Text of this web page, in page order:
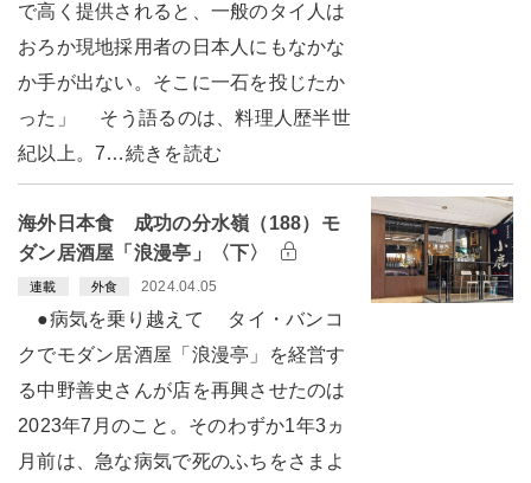
で高く提供されると、一般のタイ人は
おろか現地採用者の日本人にもなかな
か手が出ない。そこに一石を投じたか
った」 そう語るのは、料理人歴半世
紀以上。7…続きを読む
海外日本食 成功の分水嶺（188）モ
ダン居酒屋「浪漫亭」〈下〉
連載 外食 2024.04.05
●病気を乗り越えて タイ・バンコ
クでモダン居酒屋「浪漫亭」を経営す
る中野善史さんが店を再興させたのは
2023年7月のこと。そのわずか1年3ヵ
月前は、急な病気で死のふちをさまよ